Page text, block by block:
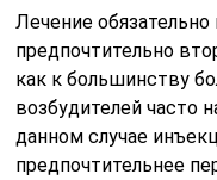
Лечение
предпочтительно
как к большинству
возбудителей часто
данном случае
предпочтительнее